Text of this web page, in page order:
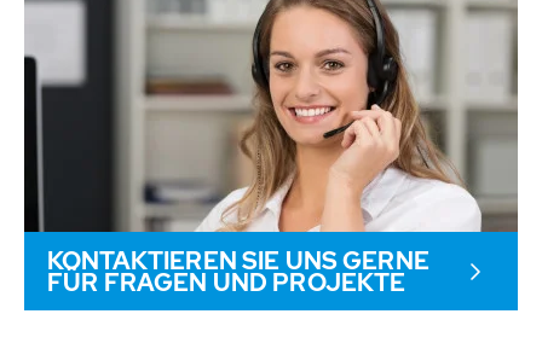
KONTAKTIEREN SIE UNS GERNE
FÜR FRAGEN UND PROJEKTE